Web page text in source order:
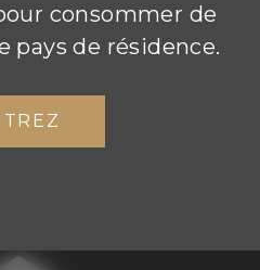
consommer de
pays de résidence.